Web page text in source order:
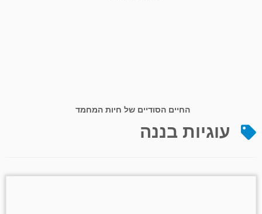
החיים הסודיים של חיות המחמד
עוגיות בננה